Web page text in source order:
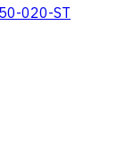
020-ST